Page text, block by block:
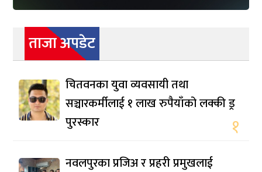
ताजा अपडेट
चितवनका युवा व्यवसायी तथा
सञ्चारकर्मीलाई १ लाख रुपैयाँको लक्की ड्र
पुरस्कार
१
नवलपुरका प्रजिअ र प्रहरी प्रमुखलाई